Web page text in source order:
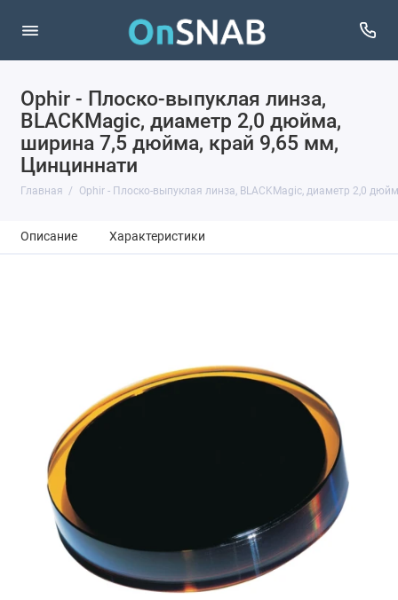
Ophir - Плоско-выпуклая линза,
BLACKMagic, диаметр 2,0 дюйма,
ширина 7,5 дюйма, край 9,65 мм,
Цинциннати
Главная Ophir - Плоско-выпуклая линза, BLACKMagic, диаметр 2,0
Описание Характеристики